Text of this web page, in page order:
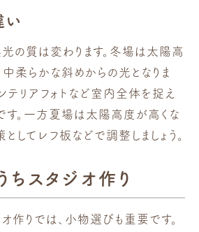
い
の質は変わります。冬場は太陽高
柔らかな斜めからの光となりま
テリアフォトなど室内全体を捉え
す。一方夏場は太陽高度が高くな
してレフ板などで調整しましょう。
ちスタジオ作り
作りでは、小物選びも重要です。